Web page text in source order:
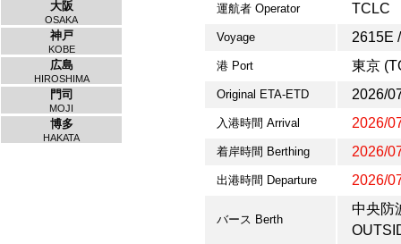
大阪
OSAKA
神戸
KOBE
広島
HIROSHIMA
門司
MOJI
博多
HAKATA
運航者 Operator TCLC
Voyage 2615E
港 Port 東京
Original ETA-ETD 2026/
入港時間 Arrival 2026/
着岸時間 Berthing 2026/
出港時間 Departure 2026/
バース Berth
中央防